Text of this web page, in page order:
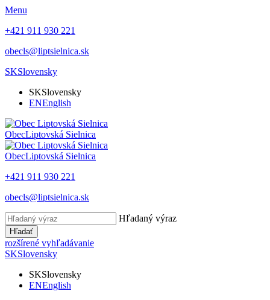
Menu
+421 911 930 221
obecls@liptsielnica.sk
SKSlovensky
SKSlovensky
ENEnglish
ObecLiptovská Sielnica
ObecLiptovská Sielnica
+421 911 930 221
obecls@liptsielnica.sk
Hľadaný výraz
Hľadať
rozšírené vyhľadávanie
SKSlovensky
SKSlovensky
ENEnglish